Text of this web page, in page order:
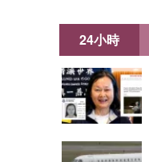
24小時